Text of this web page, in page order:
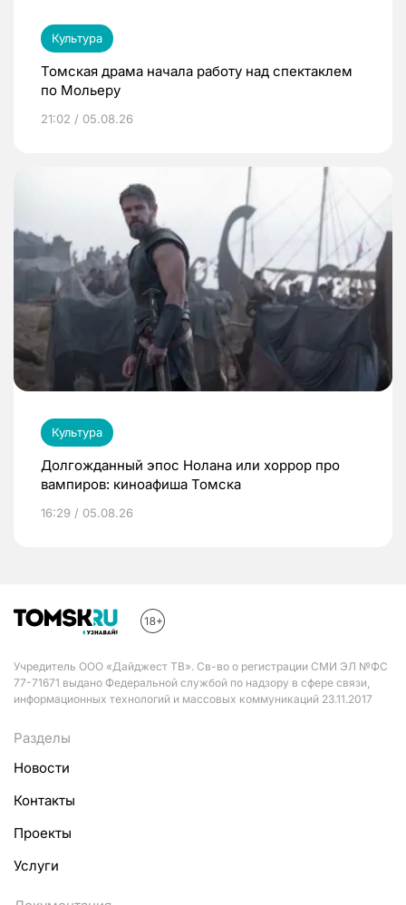
Культура
Томская драма начала работу над спектаклем
по Мольеру
21:02 / 05.08.26
Культура
Долгожданный эпос Нолана или хоррор про
вампиров: киноафиша Томска
16:29 / 05.08.26
Учредитель ООО «Дайджест ТВ». Св-во о регистрации СМИ ЭЛ №ФС
77-71671 выдано Федеральной службой по надзору в сфере связи,
информационных технологий и массовых коммуникаций 23.11.2017
Разделы
Новости
Контакты
Проекты
Услуги